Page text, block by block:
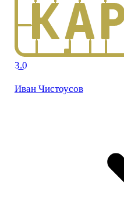
3.0
Иван Чистоусов